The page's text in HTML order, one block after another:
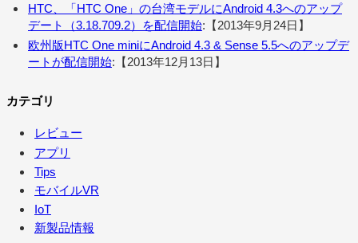
HTC、「HTC One」の台湾モデルにAndroid 4.3へのアップ
デート（3.18.709.2）を配信開始:【2013年9月24日】
欧州版HTC One miniにAndroid 4.3 & Sense 5.5へのアップデ
ートが配信開始:【2013年12月13日】
カテゴリ
レビュー
アプリ
Tips
モバイルVR
IoT
新製品情報